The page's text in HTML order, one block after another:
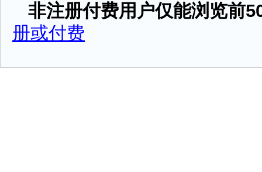
非注册付费用户仅能浏览前
册或付费